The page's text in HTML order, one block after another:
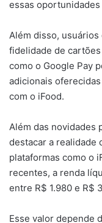
essas
Além disso,
fidelidade de
como o Google Pay
adicionais
com o iFood.
Além das novidades
destacar a realidade
plataformas como o
recentes, a renda
entre R$ 1.980 e R$
Esse valor depende